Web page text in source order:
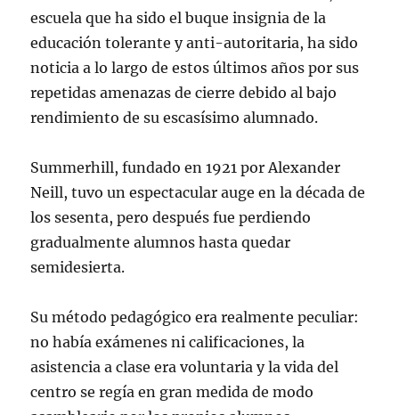
escuela que ha sido el buque insignia de la
educación tolerante y anti-autoritaria, ha sido
noticia a lo largo de estos últimos años por sus
repetidas amenazas de cierre debido al bajo
rendimiento de su escasísimo alumnado.
Summerhill, fundado en 1921 por Alexander
Neill, tuvo un espectacular auge en la década de
los sesenta, pero después fue perdiendo
gradualmente alumnos hasta quedar
semidesierta.
Su método pedagógico era realmente peculiar:
no había exámenes ni calificaciones, la
asistencia a clase era voluntaria y la vida del
centro se regía en gran medida de modo